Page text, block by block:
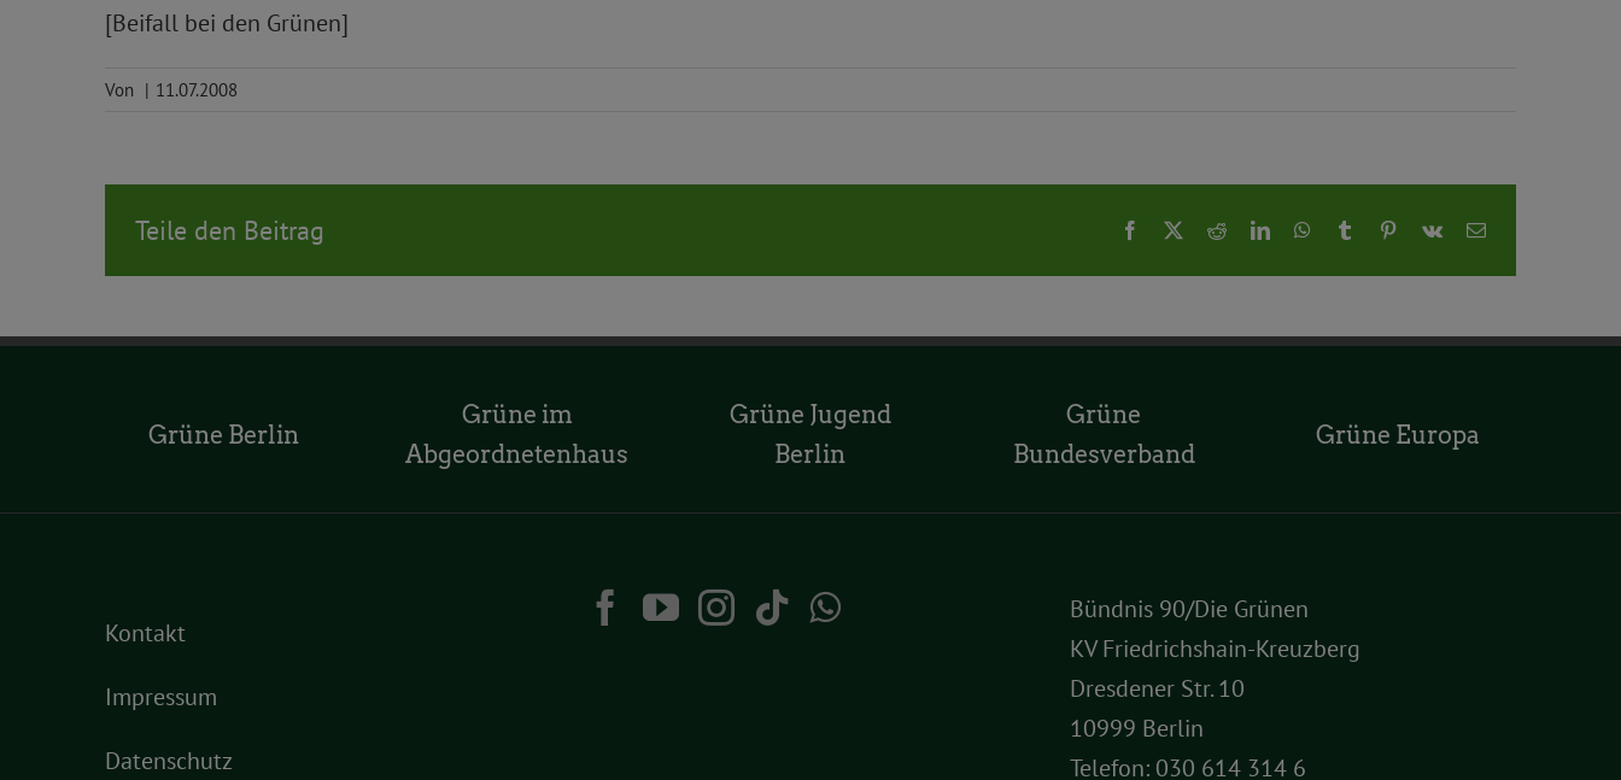
[Beifall bei den Grünen]
Von | 11.07.2008
Teile den Beitrag Facebook RedditLinkedInWhatsApp
Tumblr Pinterest
Vk
E-
Grüne Berlin
Grüne im
Abgeordnetenhaus
Grüne Jugend
Berlin
Grüne
Bundesverband
Grüne Europa
Kontakt
Impressum
Datenschutz
Bündnis 90/Die Grünen
KV Friedrichshain-Kreuzberg
Dresdener Str. 10
10999 Berlin
Telefon: 030 614 314 6